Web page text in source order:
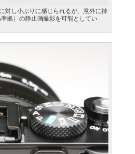
対し小ぶりに感じられるが、意外に持
拠）の静止画撮影を可能としてい